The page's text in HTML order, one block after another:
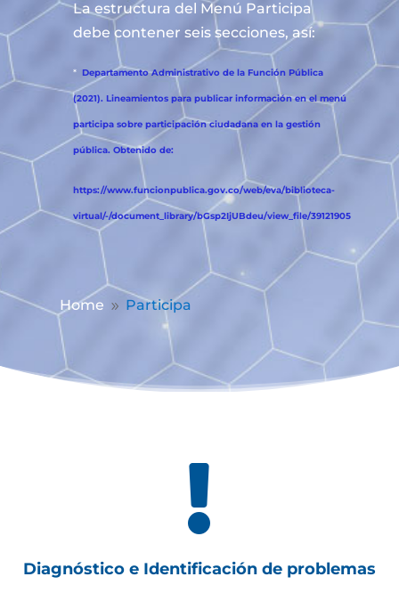
La estructura del Menú Participa
debe contener seis secciones, así:
* Departamento Administrativo de la Función Pública
(2021). Lineamientos para publicar información en el menú
participa sobre participación ciudadana en la gestión
pública. Obtenido de:
https://www.funcionpublica.gov.co/web/eva/biblioteca-
virtual/-/document_library/bGsp2IjUBdeu/view_file/39121905
Home 9 Participa

Diagnóstico e Identificación de problemas